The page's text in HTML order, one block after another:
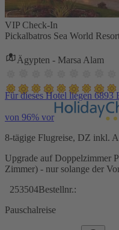
VIP Check-In
Pickalbatros Sea World
Ägypten - Marsa Alam
Für dieses Hotel liegen 6893
von 96% vor
8-tägige Flugreise, DZ inkl.
Upgrade auf Doppelzimmer
Zimmer) - nur solange der
253504Bestellnr.:
Pauschalreise